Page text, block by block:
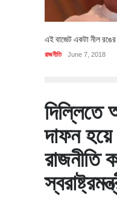
এই বাজেট একটা নীল
রাজনীতি June 7, 2018
দিল্লিতে
দাফন
রাজনীতি